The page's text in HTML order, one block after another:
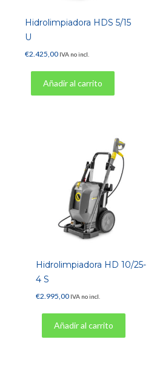
Hidrolimpiadora HDS 5/15
U
€2.425,00 IVA no incl.
Añadir al carrito
Hidrolimpiadora HD 10/25-
4 S
€2.995,00 IVA no incl.
Añadir al carrito